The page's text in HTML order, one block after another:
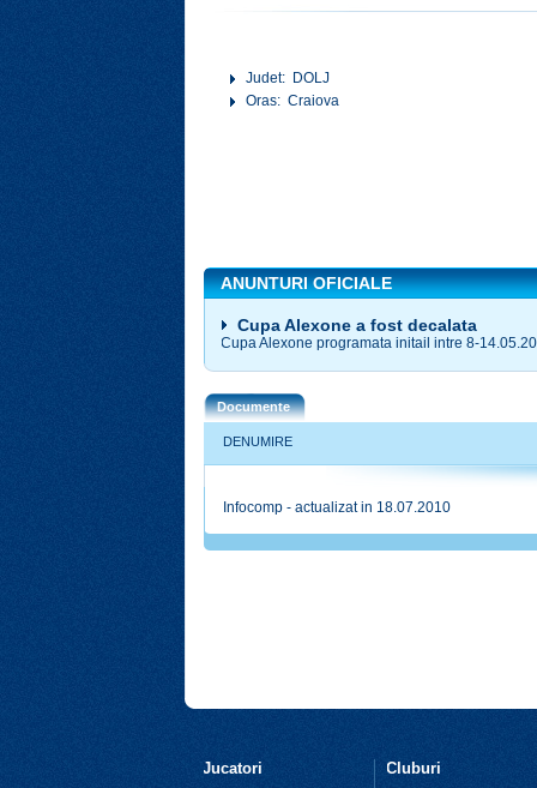
Judet: DOLJ
Oras: Craiova
ANUNTURI OFICIALE
Cupa Alexone a fost decalata
Cupa Alexone programata initail intre 8-
Documente
DENUMIRE
Infocomp - actualizat in 18.07.2010
Jucatori Cluburi